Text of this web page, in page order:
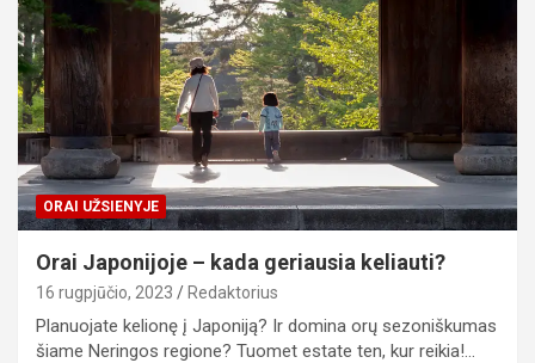
ORAI UŽSIENYJE
Orai Japonijoje – kada geriausia keliauti?
16 rugpjūčio, 2023 Redaktorius
Planuojate kelionę į Japoniją? Ir domina orų sezoniškumas
šiame Neringos regione? Tuomet estate ten, kur reikia!…